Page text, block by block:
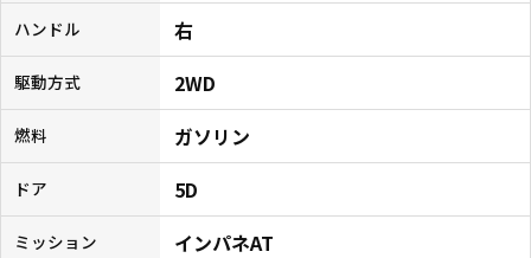
ハンドル 右
駆動方式 2WD
燃料 ガソリン
ドア 5D
ミッション インパネAT